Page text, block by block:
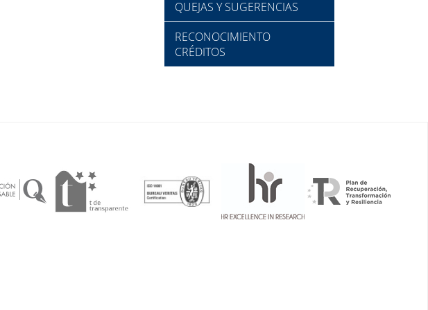
QUEJAS Y SUGERENCIAS
RECONOCIMIENTO
CRÉDITOS